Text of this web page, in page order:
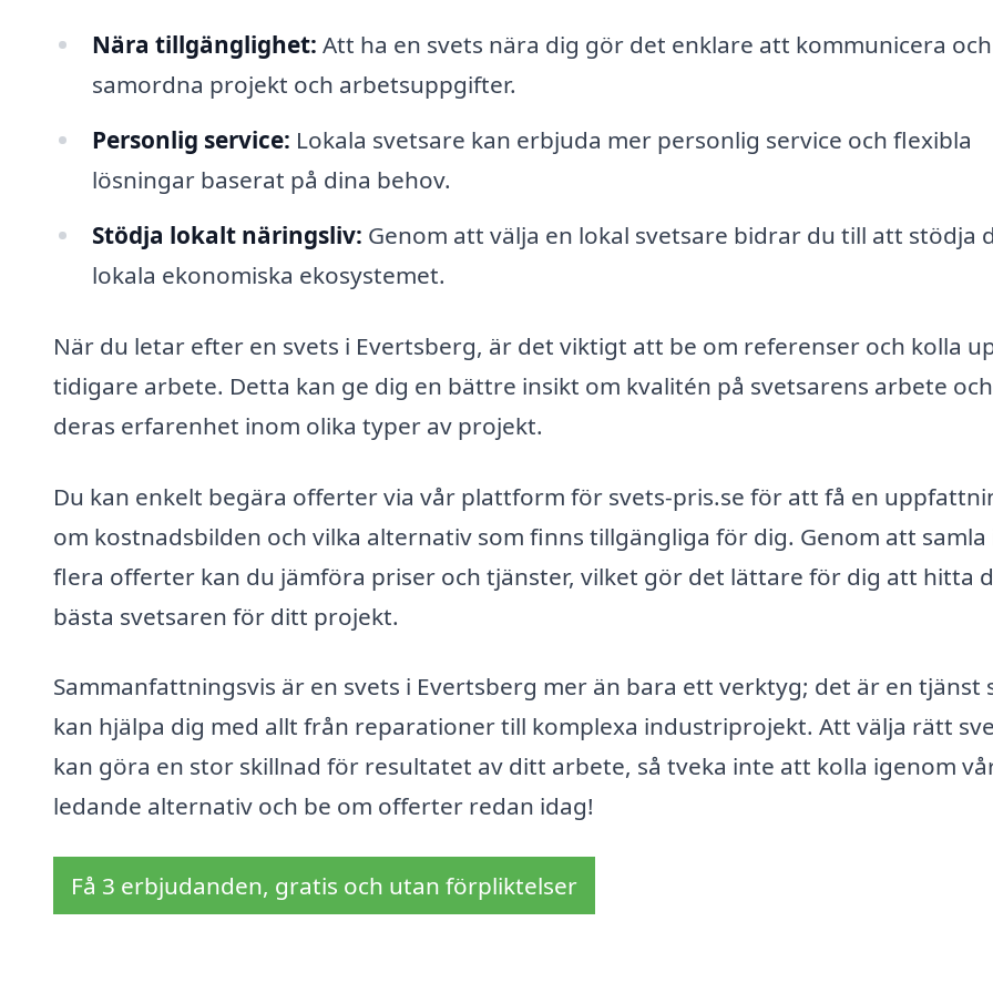
Nära tillgänglighet: Att ha en svets nära dig gör det enklare att kommunicera och
samordna projekt och arbetsuppgifter.
Personlig service: Lokala svetsare kan erbjuda mer personlig service och flexibla
lösningar baserat på dina behov.
Stödja lokalt näringsliv: Genom att välja en lokal svetsare bidrar du till att stödja
lokala ekonomiska ekosystemet.
När du letar efter en svets i Evertsberg, är det viktigt att be om referenser och kolla
tidigare arbete. Detta kan ge dig en bättre insikt om kvalitén på svetsarens arbete och
deras erfarenhet inom olika typer av projekt.
Du kan enkelt begära offerter via vår plattform för svets-pris.se för att få en
om kostnadsbilden och vilka alternativ som finns tillgängliga för dig. Genom att samla
flera offerter kan du jämföra priser och tjänster, vilket gör det lättare för dig att hitta
bästa svetsaren för ditt projekt.
Sammanfattningsvis är en svets i Evertsberg mer än bara ett verktyg; det är en tjänst
kan hjälpa dig med allt från reparationer till komplexa industriprojekt. Att välja rätt
kan göra en stor skillnad för resultatet av ditt arbete, så tveka inte att kolla igenom
ledande alternativ och be om offerter redan idag!
Få 3 erbjudanden, gratis och utan förpliktelser